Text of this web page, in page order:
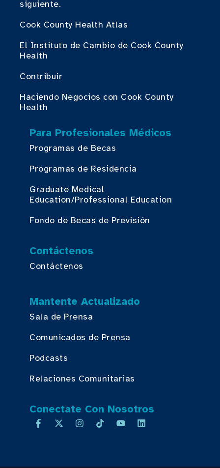
siguiente.
Cook County Health Atlas
El Instituto de Cambio de Cook County
Health
Contribuir
Haciendo Negocios con Cook County
Health
Para Profesionales Médicos
Programas de Becas
Programas de Residencia
Graduate Medical
Education/Professional Education
Fondo de Becas de Previsión
Contáctenos
Contáctenos
Mantente Actualizado
Sala de Prensa
Comunicados de Prensa
Podcasts
Relaciones Comunitarias
Conectate Con Nosotros